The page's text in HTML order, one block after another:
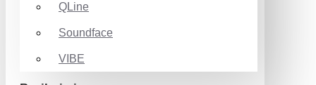
QLine
Soundface
VIBE